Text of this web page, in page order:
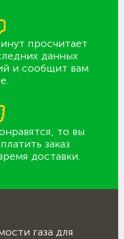
просчитает
данных
и сообщит вам
то вы
заказ
доставки.
газа для